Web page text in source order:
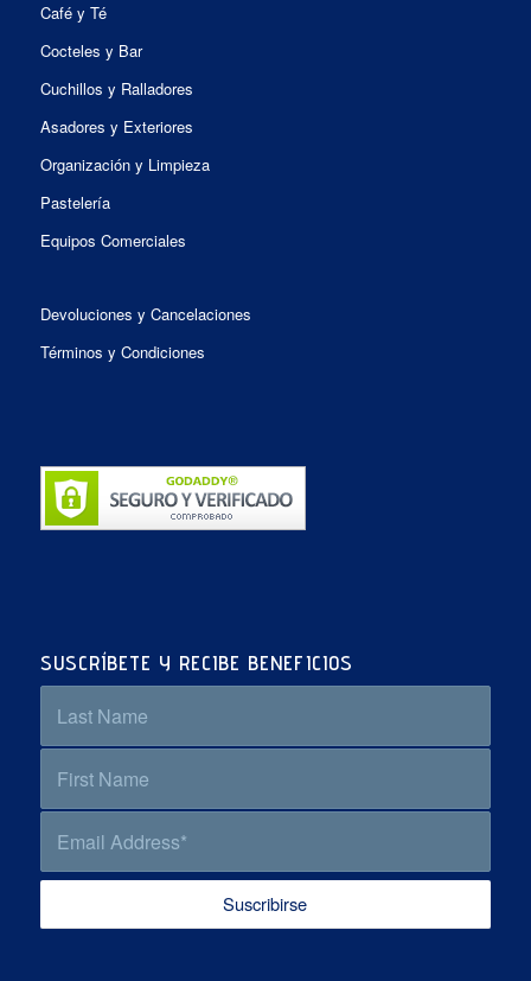
Café y Té
Cocteles y Bar
Cuchillos y Ralladores
Asadores y Exteriores
Organización y Limpieza
Pastelería
Equipos Comerciales
Devoluciones y Cancelaciones
Términos y Condiciones
SUSCRÍBETE Y RECIBE BENEFICIOS